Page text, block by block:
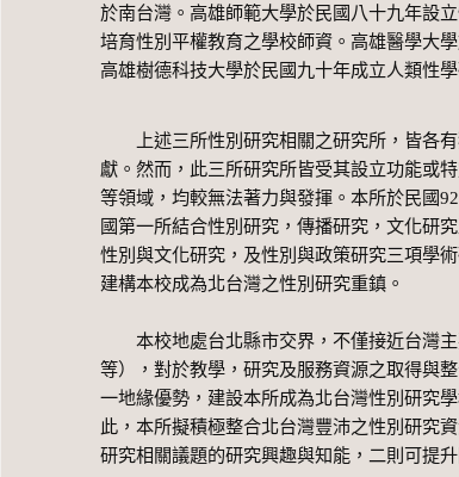
於南台灣。高雄師範大學於民國八十九年設
培育性別平權教育之學校師資。高雄醫學大
高雄樹德科技大學於民國九十年成立人類性
上述三所性別研究相關之研究所，皆各有
獻。然而，此三所研究所皆受其設立功能或
等領域，均較無法著力與發揮。本所於民國
國第一所結合性別研究，傳播研究，文化研
性別與文化研究，及性別與政策研究三項學
建構本校成為北台灣之性別研究重鎮。
本校地處台北縣市交界，不僅接近台灣主
等），對於教學，研究及服務資源之取得與
一地緣優勢，建設本所成為北台灣性別研究
此，本所擬積極整合北台灣豐沛之性別研究
研究相關議題的研究興趣與知能，二則可提